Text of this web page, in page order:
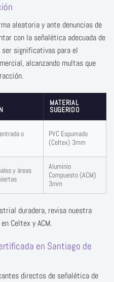
aleatoria y ante denuncias de
con la señalética adecuada de
ser significativas para el
alcanzando multas que
MATERIAL
SUGERIDO
o
PVC Espumado
(Celtex) 3mm
y áreas
Aluminio
Compuesto (ACM)
3mm
duradera, revisa nuestra
en Celtex y ACM.
en Santiago de
directos de señalética de